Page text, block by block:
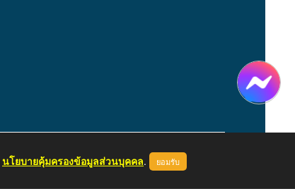
หน้าแรก ผู้ดูแลระบบ
นโยบายคุ้มครองข้อมูลส่วนบุคคล. ยอมรับ